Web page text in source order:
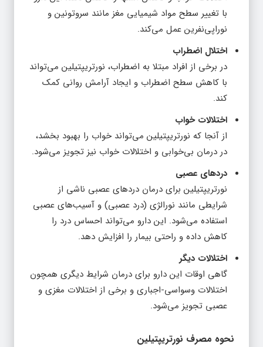
با تغییر سطح مواد شیمیایی مغز مانند سروتونین و
نوراپی‌نفرین عمل می‌کند.
اختلال اضطراب
در برخی از افراد مبتلا به اضطراب، نورتریپتیلین می‌تواند
با کاهش سطح اضطراب و ایجاد آرامش روانی کمک
کند.
اختلالات خواب
از آنجا که نورتریپتیلین می‌تواند خواب را بهبود بخشد،
در درمان بی‌خوابی و اختلالات خواب نیز تجویز می‌شود.
دردهای عصبی
نورتریپتیلین برای درمان دردهای عصبی ناشی از
شرایطی مانند نورالژی (درد عصبی) و آسیب‌های عصبی
استفاده می‌شود. این دارو می‌تواند احساس درد را
کاهش داده و راحتی بیمار را افزایش دهد.
اختلالات دیگر
گاهی اوقات این دارو برای درمان شرایط دیگری همچون
اختلالات وسواسی-اجباری و برخی از اختلالات مغزی و
عصبی تجویز می‌شود.
نحوه مصرف نورتریپتیلین